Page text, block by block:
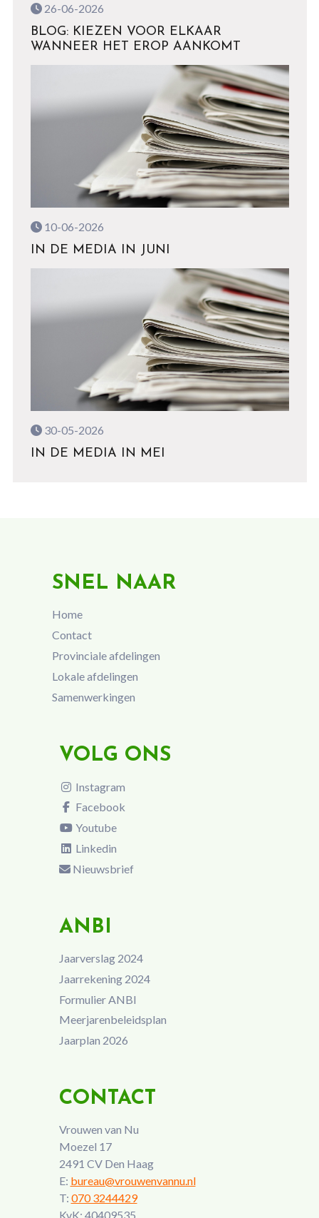
26-06-2026
BLOG: KIEZEN VOOR ELKAAR
WANNEER HET EROP AANKOMT
10-06-2026
IN DE MEDIA IN JUNI
30-05-2026
IN DE MEDIA IN MEI
SNEL NAAR
Home
Contact
Provinciale afdelingen
Lokale afdelingen
Samenwerkingen
VOLG ONS
Instagram
Facebook
Youtube
Linkedin
Nieuwsbrief
ANBI
Jaarverslag 2024
Jaarrekening 2024
Formulier ANBI
Meerjarenbeleidsplan
Jaarplan 2026
CONTACT
Vrouwen van Nu
Moezel 17
2491 CV Den Haag
E: bureau@vrouwenvannu.nl
T: 070 3244429
KvK: 40409535